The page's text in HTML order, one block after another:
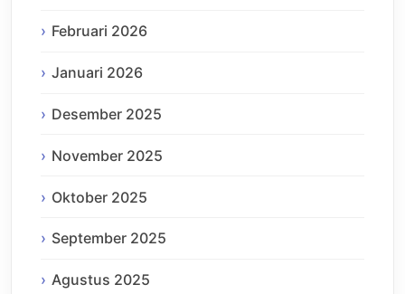
Februari 2026
Januari 2026
Desember 2025
November 2025
Oktober 2025
September 2025
Agustus 2025